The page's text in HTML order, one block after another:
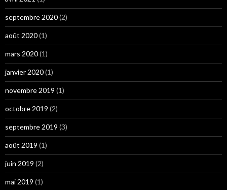
septembre 2020(2)
août 2020(1)
mars 2020(1)
janvier 2020(1)
novembre 2019 (1)
octobre 2019 (2)
septembre 2019 (3)
août 2019 (1)
juin 2019 (2)
mai 2019 (1)